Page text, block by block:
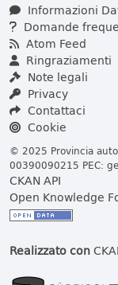
Informazioni
Domande
Atom Feed
Ringraziamenti
Note legali
Privacy
Contattaci
Cookie
© 2025 Provincia
00390090215 PEC:
CKAN API
Open Knowledge
Realizzato con